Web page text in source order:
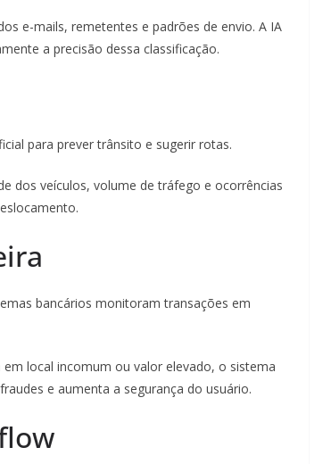
e-mails, remetentes e padrões de envio. A IA
a precisão dessa classificação.
para prever trânsito e sugerir rotas.
dos veículos, volume de tráfego e ocorrências
bancários monitoram transações em
local incomum ou valor elevado, o sistema
e aumenta a segurança do usuário.